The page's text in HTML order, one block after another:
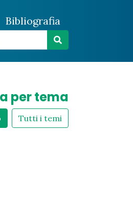
Bibliografia
per tema
Tutti i temi